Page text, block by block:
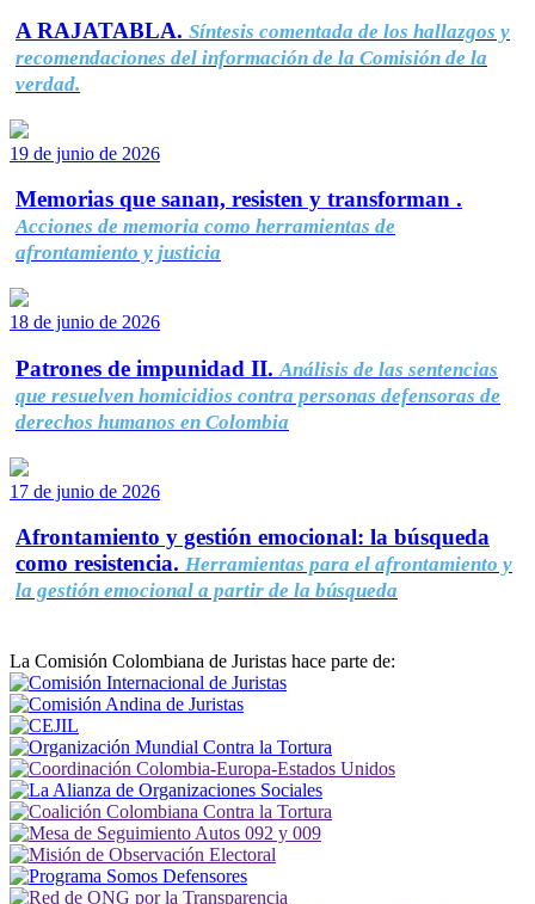
A RAJATABLA. Síntesis comentada de los hallazgos y
recomendaciones del información de la Comisión de la
verdad.
19 de junio de 2026
Memorias que sanan, resisten y transforman .
Acciones de memoria como herramientas de
afrontamiento y justicia
18 de junio de 2026
Patrones de impunidad II. Análisis de las sentencias
que resuelven homicidios contra personas defensoras de
derechos humanos en Colombia
17 de junio de 2026
Afrontamiento y gestión emocional: la búsqueda
como resistencia. Herramientas para el afrontamiento y
la gestión emocional a partir de la búsqueda
La Comisión Colombiana de Juristas hace parte de: